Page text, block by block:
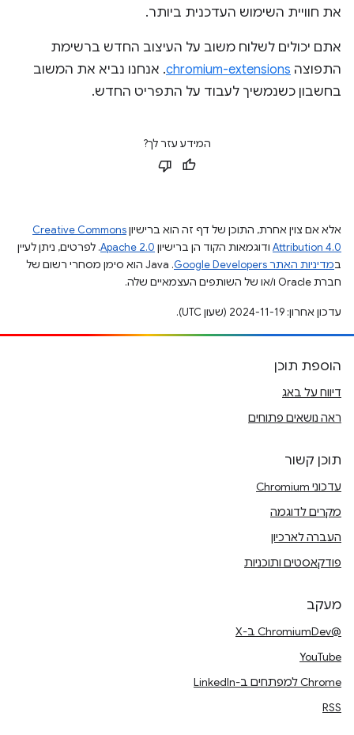
את חוויית השימוש העדכנית ביותר.
אתם יכולים לשלוח משוב על העיצוב החדש ברשימת
התפוצה chromium-extensions. אנחנו נביא את המשוב
בחשבון כשנמשיך לעבוד על התפריט החדש.
המידע עזר לך?
אלא אם צוין אחרת, התוכן של דף זה הוא ברישיוןCreative Commons
Attribution 4.0 ודוגמאות הקוד הן ברישיון Apache 2.0. לפרטים, ניתן לעיין
במדיניות האתר Google Developers‏
.‏ Java הוא סימן מסחרי רשום של
חברת Oracle ו/או של השותפים העצמאיים שלה.
עדכון אחרון: 2024-11-19 (שעון UTC).
הוספת תוכן
דיווח על באג
ראה נושאים פתוחים
תוכן קשור
עדכוני Chromium
מקרים לדוגמה
העברה לארכיון
פודקאסטים ותוכניות
מעקב
@ChromiumDev ב-X
YouTube
Chrome למפתחים ב-LinkedIn
RSS